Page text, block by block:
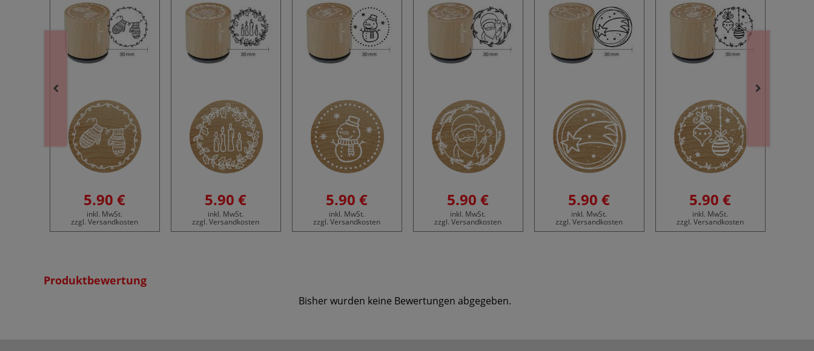
5.90 €
inkl. MwSt.
zzgl. Versandkosten
5.90 €
inkl. MwSt.
zzgl. Versandkosten
5.90 €
inkl. MwSt.
zzgl. Versandkosten
5.90 €
inkl. MwSt.
zzgl. Versandkosten
5.90 €
inkl. MwSt.
zzgl. Versandkosten
5.90 €
inkl. MwSt.
zzgl. Versandkosten
Produktbewertung
Bisher wurden keine Bewertungen abgegeben.